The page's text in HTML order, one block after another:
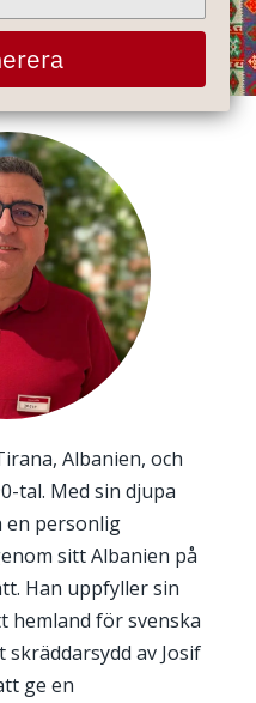
Albanien, och
tal. Med sin djupa
en personlig
sitt Albanien på
Han uppfyller sin
hemland för svenska
av Josif
ge en